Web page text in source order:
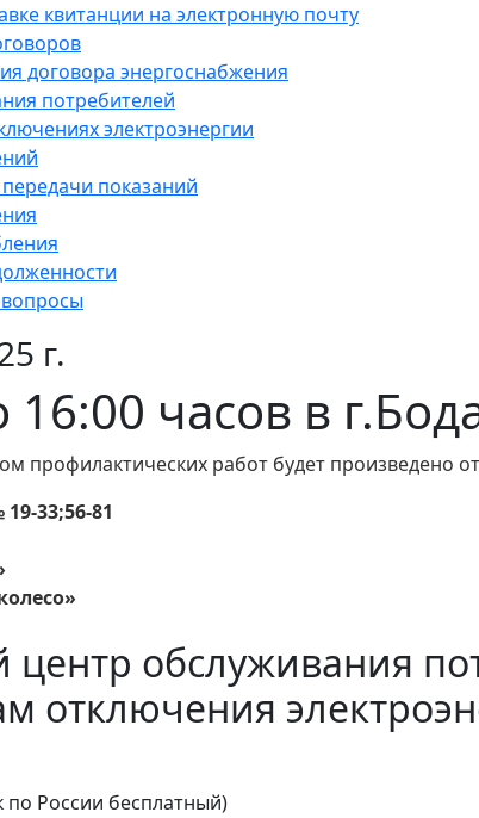
квитанции на электронную почту
договора энергоснабжения
потребителей
электроэнергии
показаний
г.
16:00 часов в
профилактических работ будет произведено
33;56-81
центр обслуживания
отключения
по России бесплатный)